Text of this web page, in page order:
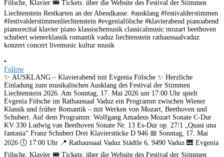
•
Follow
✨ AUSKLANG – Klavierabend mit Evgenia Fölsche ✨ Herzliche
Einladung zum musikalischen Ausklang des Festival der Stimmen
Liechtenstein 2026. Am Sonntag, 17. Mai 2026 um 17:00 Uhr spielt
Evgenia Fölsche im Rathaussaal Vaduz ein Programm zwischen Wiener
Klassik und früher Romantik – mit Werken von Mozart, Beethoven und
Schubert. Auf dem Programm: Wolfgang Amadeus Mozart Sonate C-Dur
KV 330 Ludwig van Beethoven Sonate Nr. 13 Es-Dur op. 27/1 „Quasi una
fantasia“ Franz Schubert Drei Klavierstücke D 946 📅 Sonntag, 17. Mai
2026 🕔 17:00 Uhr 📍 Rathaussaal Vaduz Städtle 6, 9490 Vaduz 🎹 Evgenia
Fölsche, Klavier 🎟️ Tickets: über die Website des Festival der Stimmen